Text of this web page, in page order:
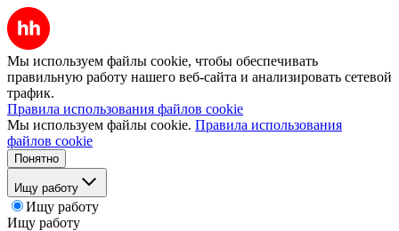
Мы используем файлы cookie, чтобы обеспечивать
правильную работу нашего веб-сайта и анализировать сетевой
трафик.
Правила использования файлов cookie
Мы используем файлы cookie. Правила использования
файлов cookie
Понятно
Ищу работу
Ищу работу
Ищу работу